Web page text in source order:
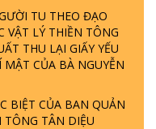
TU THEO ĐẠO
VẬT LÝ THIỀN TÔNG
THU LẠI GIẤY YẾU
CỦA BÀ NGUYỄN
BIỆT CỦA BAN QUẢN
TÔNG TÂN DIỆU
| TTTD
ĐẶC BIỆT P22 - TẠI
THIÊN TAI - LŨ LỤT